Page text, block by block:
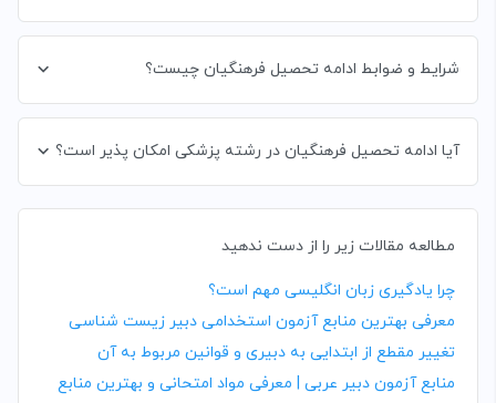
شرایط و ضوابط ادامه تحصیل فرهنگیان چیست؟
آیا ادامه تحصیل فرهنگیان در رشته پزشکی امکان پذیر است؟
مطالعه مقالات زیر را از دست ندهید
چرا یادگیری زبان انگلیسی مهم است؟
معرفی بهترین منابع آزمون استخدامی دبیر زیست شناسی
تغییر مقطع از ابتدایی به دبیری و قوانین مربوط به آن
منابع آزمون دبیر عربی | معرفی مواد امتحانی و بهترین منابع